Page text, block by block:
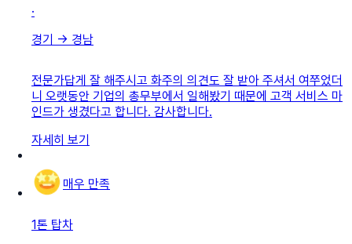
·
경기 → 경남
전문가답게 잘 해주시고 화주의 의견도 잘 받아 주셔서 여쭈었더
니 오랫동안 기업의 총무부에서 일해봤기 때문에 고객 서비스 마
인드가 생겼다고 합니다. 감사합니다.
자세히 보기
매우 만족
1톤 탑차